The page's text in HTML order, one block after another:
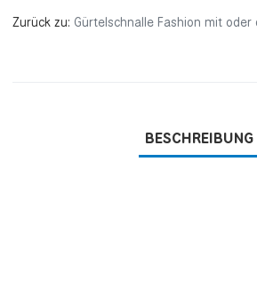
Zurück zu: Gürtelschnalle Fashion mit oder
BESCHREIBUNG